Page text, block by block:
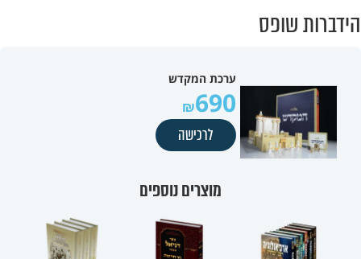
הידברות שופס
ערכת המקדש
690
לרכישה
מוצרים נוספים